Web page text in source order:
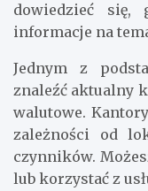
dowiedzieć się,
informacje na
Jednym z
znaleźć aktualny
walutowe.
zależności od
czynników.
lub korzystać z